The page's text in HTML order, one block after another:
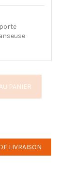
PANIER
LIVRAISON